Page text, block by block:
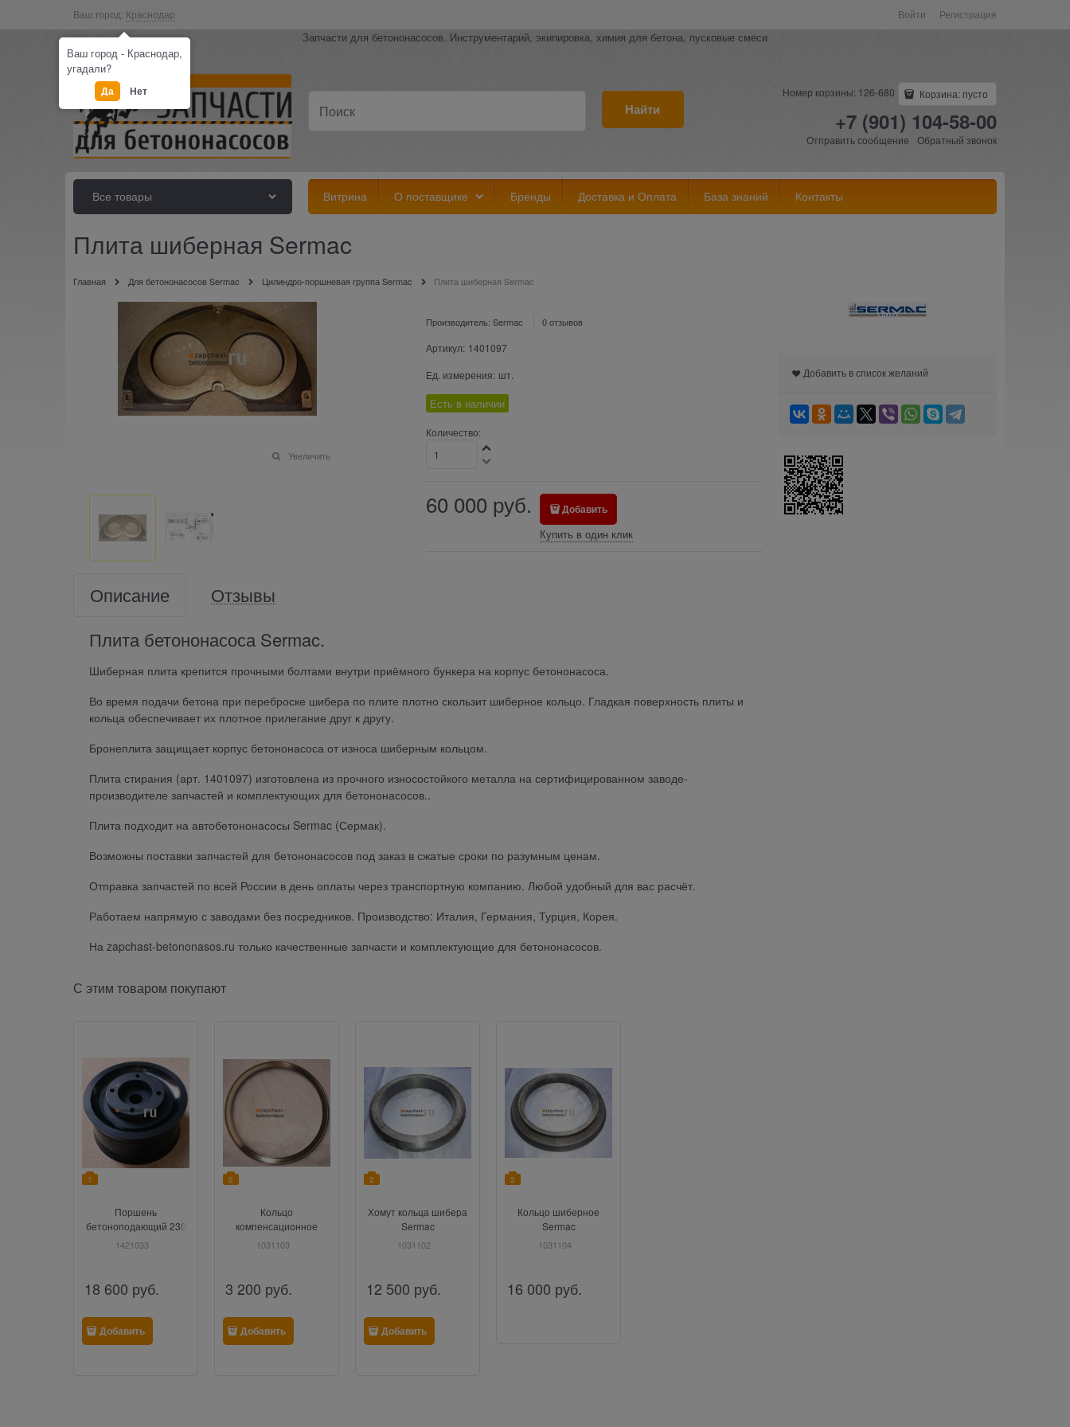
Ваш город: Краснодар Войти Регистрация
Запчасти для бетононасосов. Инструментарий, экипировка, химия для бетона, пусковые смеси
Найти
Номер корзины: 126-680 Корзина: пусто
+7 (901) 104-58-00
Отправить сообщение Обратный звонок
Все товары Витрина О поставщике Бренды Доставка и Оплата База знаний Контакты
Плита шиберная Sermac
Главная Для бетононасосов Sermac Цилиндро-поршневая группа Sermac Плита шиберная Sermac
Увеличить
Производитель: Sermac 0 отзывов
Артикул: 1401097
Ед. измерения: шт.
Есть в наличии
Количество:
60 000 руб. Добавить
Купить в один клик
Описание
Отзывы
Плита бетононасоса Sermac.
Шиберная плита крепится прочными болтами внутри приёмного бункера на корпус бетононасоса.
Во время подачи бетона при переброске шибера по плите плотно скользит шиберное кольцо. Гладкая поверхность плиты и
кольца обеспечивает их плотное прилегание друг к другу.
Бронеплита защищает корпус бетононасоса от износа шиберным кольцом.
Плита стирания (арт. 1401097) изготовлена из прочного износостойкого металла на сертифицированном заводе-
производителе запчастей и комплектующих для бетононасосов..
Плита подходит на автобетононасосы Sermac (Сермак).
Возможны поставки запчастей для бетононасосов под заказ в сжатые сроки по разумным ценам.
Отправка запчастей по всей России в день оплаты через транспортную компанию. Любой удобный для вас расчёт.
Работаем напрямую с заводами без посредников. Производство: Италия, Германия, Турция, Корея.
На zapchast-betononasos.ru только качественные запчасти и комплектующие для бетононасосов.
С этим товаром покупают
1
Поршень
бетоноподающий 230
мм Sermac
1421033
18 600 руб.
Добавить
2
Кольцо
компенсационное
шибера Sermac
1031103
3 200 руб.
Добавить
2
Хомут кольца шибера
Sermac
1031102
12 500 руб.
Добавить
2
Кольцо шиберное
Sermac
1031104
16 000 руб.
Добавить в список желаний
Ваш город - Краснодар,
угадали?
Да Нет